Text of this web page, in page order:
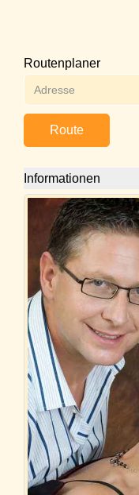
Routenplaner
Route
Informationen